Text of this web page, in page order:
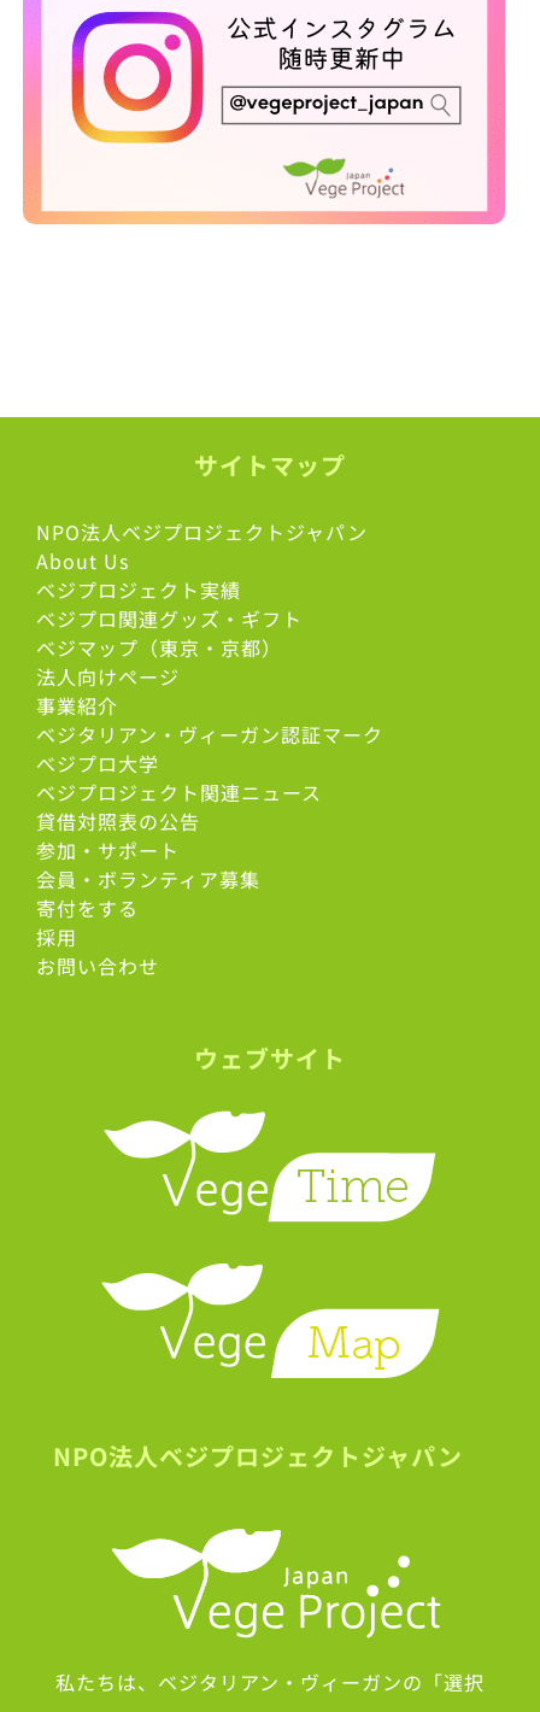
サイトマップ
NPO法人ベジプロジェクトジャパン
About Us
ベジプロジェクト実績
ベジプロ関連グッズ・ギフト
ベジマップ（東京・京都）
法人向けページ
事業紹介
ベジタリアン・ヴィーガン認証マーク
べジプロ大学
ベジプロジェクト関連ニュース
貸借対照表の公告
参加・サポート
会員・ボランティア募集
寄付をする
採用
お問い合わせ
ウェブサイト
NPO法人ベジプロジェクトジャパン
私たちは、ベジタリアン・ヴィーガンの「選択